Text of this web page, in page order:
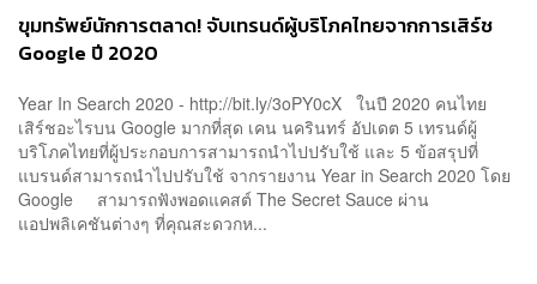
ขุมทรัพย์นักการตลาด! จับเทรนด์ผู้บริโภคไทยจากการเสิร์ช
Google ปี 2020
Year In Search 2020 - http://bit.ly/3oPY0cX ในปี 2020 คนไทย
เสิร์ชอะไรบน Google มากที่สุด เคน นครินทร์ อัปเดต 5 เทรนด์ผู้
บริโภคไทยที่ผู้ประกอบการสามารถนำไปปรับใช้ และ 5 ข้อสรุปที่
แบรนด์สามารถนำไปปรับใช้ จากรายงาน Year in Search 2020 โดย
Google สามารถฟังพอดแคสต์ The Secret Sauce ผ่าน
แอปพลิเคชันต่างๆ ที่คุณสะดวกห...